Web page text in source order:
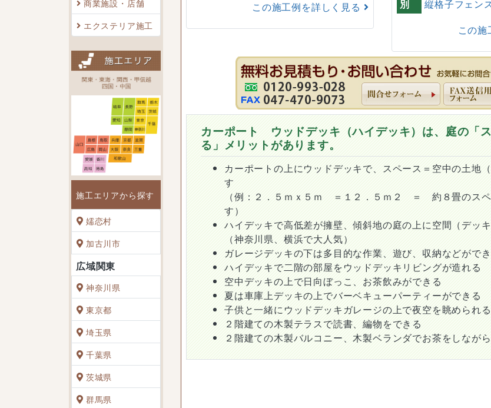
エクステリア施工
施工エリアから探す
嬬恋村
加古川市
神奈川県
東京都
埼玉県
千葉県
茨城県
群馬県
この施工例を詳しく見る 別
縦格子フェン
この
カーポート ウッドデッキ（ハイデッキ）は、庭の「
る」メリットがあります。
カーポートの上にウッドデッキで、スペース＝空中の土地
す
（例：２．５ｍｘ５ｍ ＝１２．５ｍ２ ＝ 約８畳のスペ
す）
ハイデッキで高低差が擁壁、傾斜地の庭の上に空間（デッ
（神奈川県、横浜で大人気）
ガレージデッキの下は多目的な作業、遊び、収納などがで
ハイデッキで二階の部屋をウッドデッキリビングが造れる
空中デッキの上で日向ぼっこ、お茶飲みができる
夏は車庫上デッキの上でバーベキューパーティーができる
子供と一緒にウッドデッキガレージの上で夜空を眺められる
２階建ての木製テラスで読書、編物をできる
２階建ての木製バルコニー、木製ベランダでお茶をしなが